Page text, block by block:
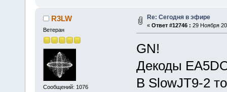
R3LW
Ветеран
Сообщений: 1076
Re: Сегодня в эфире
« Ответ #12746 : 29 Ноября
GN!
Декоды
В SlowJT9-2